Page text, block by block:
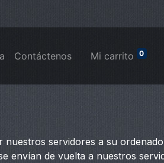
Contáctenos Mi carrito 0
servidores a su
envían de vuelta a nuestros